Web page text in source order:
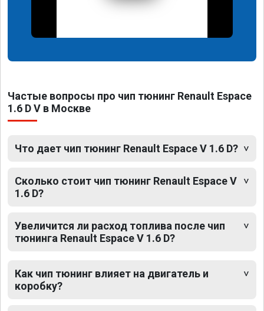
Частые вопросы про чип тюнинг Renault Espace
1.6 D V в Москве
Что дает чип тюнинг Renault Espace V 1.6 D?
Сколько стоит чип тюнинг Renault Espace V
1.6 D?
Увеличится ли расход топлива после чип
тюнинга Renault Espace V 1.6 D?
Как чип тюнинг влияет на двигатель и
коробку?